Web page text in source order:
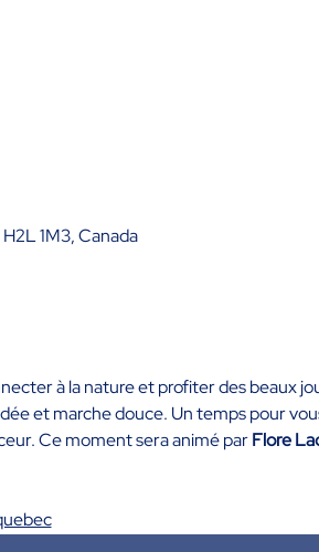
1M3, Canada
à la nature et profiter des beaux
et marche douce. Un temps pour
Ce moment sera animé par Flore